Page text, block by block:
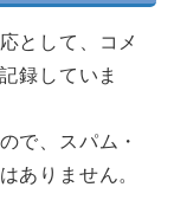
として、コメ
録していま
で、スパム・
ありません。